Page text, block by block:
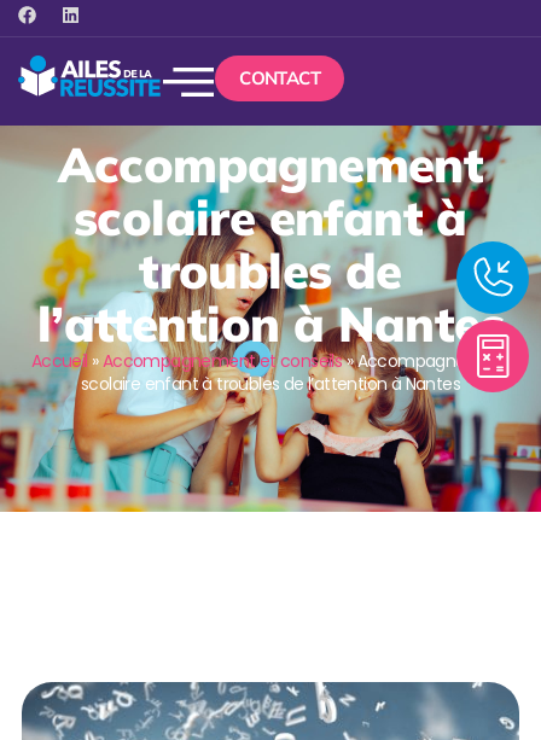
CONTACT
Accompagnement
scolaire enfant à
troubles de
l’attention à Nantes
Accueil »Accompagnement et conseils»Accompagnement
scolaire enfant à troubles de l’attention à Nantes